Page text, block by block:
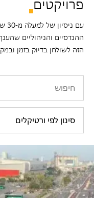
פרויקטים
ההנדסיים והניהוליים
הזה לשולחן בדיוק בזמן
סינון לפי ורטיקלים